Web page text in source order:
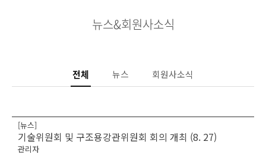
뉴스&회원사소식
전체 뉴스 회원사소식
[뉴스]
기술위원회 및 구조용강관위원회 회의 개최 (8. 27)
관리자